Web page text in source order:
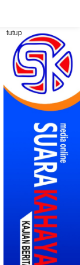
tutup